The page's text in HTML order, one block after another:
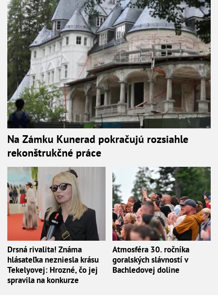
Na Zámku Kunerad pokračujú rozsiahle
rekonštrukčné práce
Drsná rivalita! Známa
hlásateľka nezniesla krásu
Tekelyovej: Hrozné, čo jej
spravila na konkurze
Atmosféra 30. ročníka
goralských slávností v
Bachledovej doline